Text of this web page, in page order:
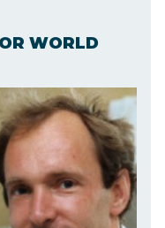
WORLD